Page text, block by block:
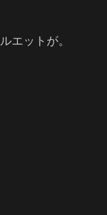
エットが。